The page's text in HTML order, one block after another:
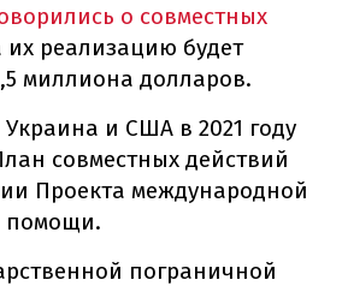
о совместных
их реализацию будет
миллиона долларов.
Украина и США в 2021 году
совместных действий
Проекта международной
помощи.
пограничной